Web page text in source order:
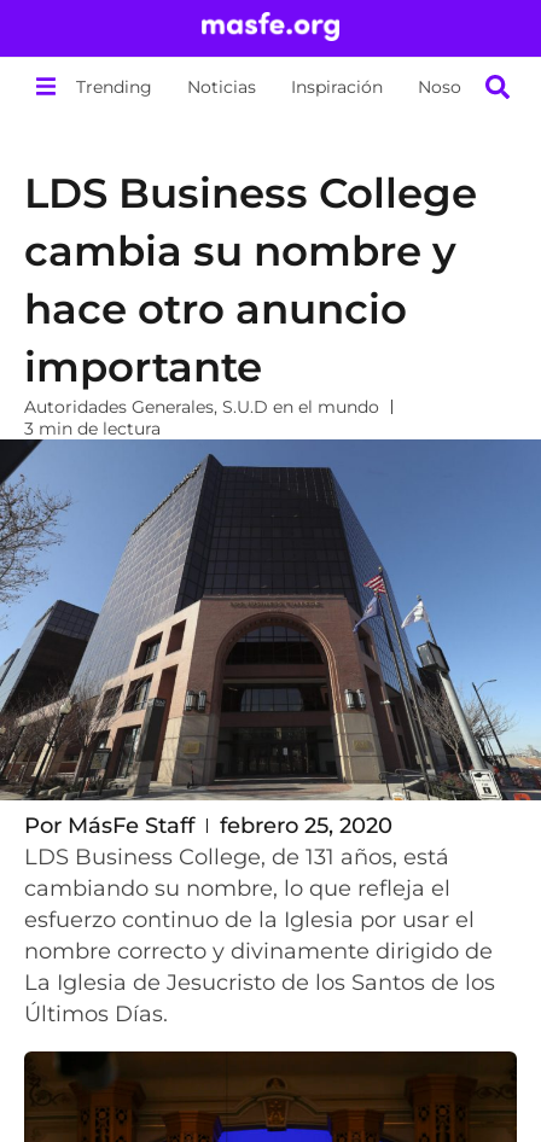
Trending Noticias Inspiración Nosotros
LDS Business College
cambia su nombre y
hace otro anuncio
importante
Autoridades Generales, S.U.D en el mundo
3 min de lectura
Por MásFe Staff
febrero 25, 2020
LDS Business College, de 131 años, está
cambiando su nombre, lo que refleja el
esfuerzo continuo de la Iglesia por usar el
nombre correcto y divinamente dirigido de
La Iglesia de Jesucristo de los Santos de los
Últimos Días.